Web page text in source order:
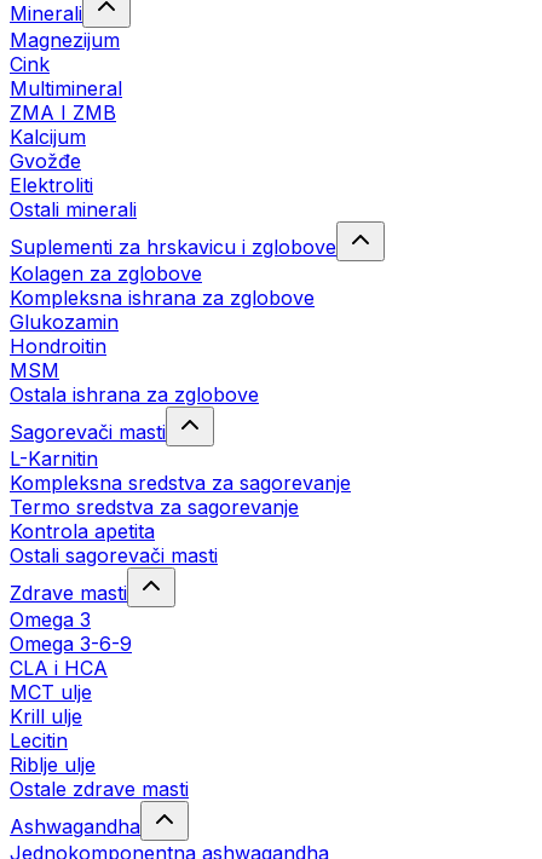
Minerali
Magnezijum
Cink
Multimineral
ZMA I ZMB
Kalcijum
Gvožđe
Elektroliti
Ostali minerali
Suplementi za hrskavicu i zglobove
Kolagen za zglobove
Kompleksna ishrana za zglobove
Glukozamin
Hondroitin
MSM
Ostala ishrana za zglobove
Sagorevači masti
L-Karnitin
Kompleksna sredstva za sagorevanje
Termo sredstva za sagorevanje
Kontrola apetita
Ostali sagorevači masti
Zdrave masti
Omega 3
Omega 3-6-9
CLA i HCA
MCT ulje
Krill ulje
Lecitin
Riblje ulje
Ostale zdrave masti
Ashwagandha
Jednokomponentna ashwagandha